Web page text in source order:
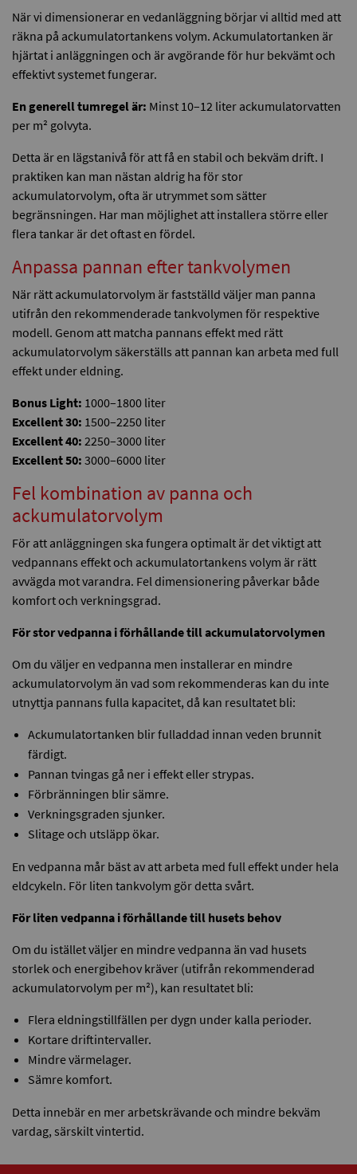
När vi dimensionerar en vedanläggning börjar vi alltid med att
räkna på ackumulatortankens volym. Ackumulatortanken är
hjärtat i anläggningen och är avgörande för hur bekvämt och
effektivt systemet fungerar.
En generell tumregel är: Minst 10–12 liter ackumulatorvatten
per m² golvyta.
Detta är en lägstanivå för att få en stabil och bekväm drift. I
praktiken kan man nästan aldrig ha för stor
ackumulatorvolym, ofta är utrymmet som sätter
begränsningen. Har man möjlighet att installera större eller
flera tankar är det oftast en fördel.
Anpassa pannan efter tankvolymen
När rätt ackumulatorvolym är fastställd väljer man panna
utifrån den rekommenderade tankvolymen för respektive
modell. Genom att matcha pannans effekt med rätt
ackumulatorvolym säkerställs att pannan kan arbeta med full
effekt under eldning.
Bonus Light: 1000–1800 liter
Excellent 30: 1500–2250 liter
Excellent 40: 2250–3000 liter
Excellent 50: 3000–6000 liter
Fel kombination av panna och
ackumulatorvolym
För att anläggningen ska fungera optimalt är det viktigt att
vedpannans effekt och ackumulatortankens volym är rätt
avvägda mot varandra. Fel dimensionering påverkar både
komfort och verkningsgrad.
För stor vedpanna i förhållande till ackumulatorvolymen
Om du väljer en vedpanna men installerar en mindre
ackumulatorvolym än vad som rekommenderas kan du inte
utnyttja pannans fulla kapacitet, då kan resultatet bli:
Ackumulatortanken blir fulladdad innan veden brunnit
färdigt.
Pannan tvingas gå ner i effekt eller strypas.
Förbränningen blir sämre.
Verkningsgraden sjunker.
Slitage och utsläpp ökar.
En vedpanna mår bäst av att arbeta med full effekt under hela
eldcykeln. För liten tankvolym gör detta svårt.
För liten vedpanna i förhållande till husets behov
Om du istället väljer en mindre vedpanna än vad husets
storlek och energibehov kräver (utifrån rekommenderad
ackumulatorvolym per m²), kan resultatet bli:
Flera eldningstillfällen per dygn under kalla perioder.
Kortare driftintervaller.
Mindre värmelager.
Sämre komfort.
Detta innebär en mer arbetskrävande och mindre bekväm
vardag, särskilt vintertid.